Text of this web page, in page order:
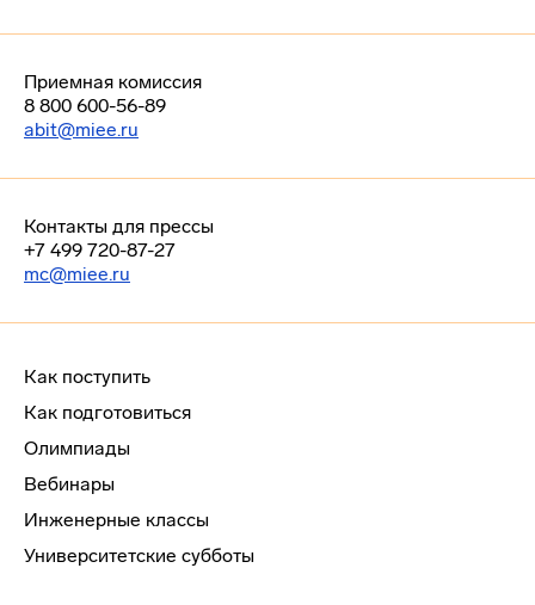
Приемная комиссия
8 800 600-56-89
abit@miee.ru
Контакты для прессы
+7 499 720-87-27
mc@miee.ru
Как поступить
Как подготовиться
Олимпиады
Вебинары
Инженерные классы
Университетские субботы